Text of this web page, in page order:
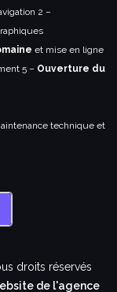
2 –
et mise en ligne
5 – Ouverture du
technique et
droits réservés
de l'agence